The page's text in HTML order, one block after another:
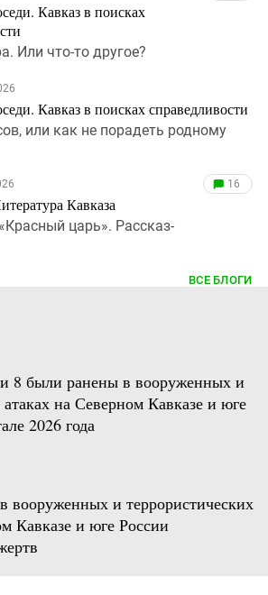
Кавказ в поисках
Или что-то другое?
Кавказ в поисках справедливости
или как не порадеть родному
Кавказа
16
царь». Рассказ-
ВСЕ БЛОГИ
8 были ранены в вооруженных и
на Северном Кавказе и юге
2026 года
вооруженных и террористических
Кавказе и юге России